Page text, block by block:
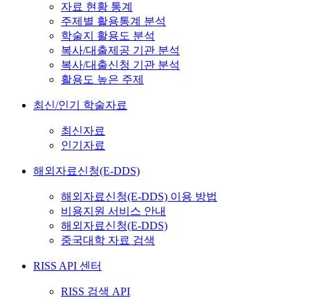
자료 현황 통계
주제별 활용통계 분석
학술지 활용도 분석
복사/대출제공 기관 분석
복사/대출신청 기관 분석
활용도 높은 주제
최신/인기 학술자료
최신자료
인기자료
해외자료신청(E-DDS)
해외자료신청(E-DDS) 이용 방법
비용지원 서비스 안내
해외자료신청(E-DDS)
중국대학 자료 검색
RISS API 센터
RISS 검색 API